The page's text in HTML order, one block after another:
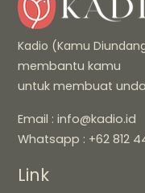
Kadio (Kamu
membantu kamu
untuk membuat
Email : info@kadio.id
Whatsapp : +62 812
Link